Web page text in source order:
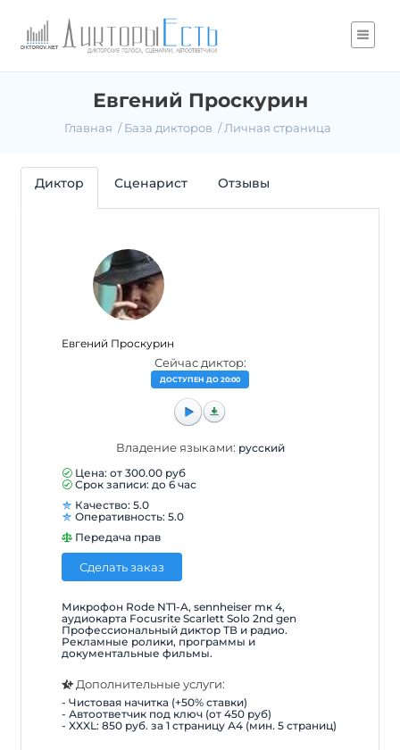
Евгений Проскурин
Главная База дикторов Личная страница
Диктор Сценарист Отзывы
Евгений Проскурин
Сейчас диктор:
ДОСТУПЕН ДО 20:00
Владение языками: русский
Цена: от 300.00 руб
Срок записи: до 6 час
Качество: 5.0
Оперативность: 5.0
Передача прав
Сделать заказ
Микрофон Rode NT1-A, sennheiser mк 4,
аудиокарта Focusrite Scarlett Solo 2nd gen
Профессиональный диктор ТВ и радио.
Рекламные ролики, программы и
документальные фильмы.
Дополнительные услуги:
- Чистовая начитка (+50% ставки)
- Автоответчик под ключ (от 450 руб)
- XXXL: 850 руб. за 1 страницу А4 (мин. 5 страниц)